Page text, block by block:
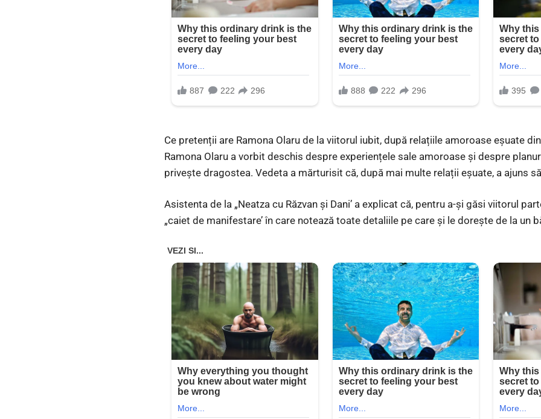
Ce pretenții are Ramona Olaru de la viitorul iubit, după relațiile amoroase eșuate
Ramona Olaru a vorbit deschis despre experiențele sale amoroase și despre
privește dragostea. Vedeta a mărturisit că, după mai multe relații eșuate, a ajuns
Asistenta de la „Neatza cu Răzvan și Dani’ a explicat că, pentru a-și găsi viitorul
„caiet de manifestare’ în care notează toate detaliile pe care și le dorește de la un